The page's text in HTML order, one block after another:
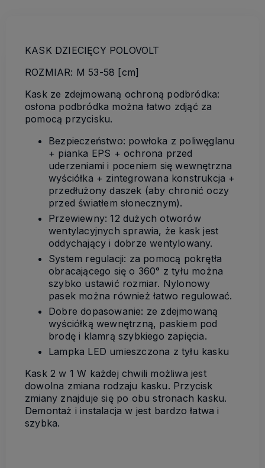
KASK DZIECIĘCY POLOVOLT
ROZMIAR: M 53-58 [cm]
Kask ze zdejmowaną ochroną podbródka:
osłona podbródka można łatwo zdjąć za
pomocą przycisku.
Bezpieczeństwo: powłoka z poliwęglanu
+ pianka EPS + ochrona przed
uderzeniami i poceniem się wewnętrzna
wyściółka + zintegrowana konstrukcja +
przedłużony daszek (aby chronić oczy
przed światłem słonecznym).
Przewiewny: 12 dużych otworów
wentylacyjnych sprawia, że kask jest
oddychający i dobrze wentylowany.
System regulacji: za pomocą pokrętła
obracającego się o 360° z tyłu można
szybko ustawić rozmiar. Nylonowy
pasek można również łatwo regulować.
Dobre dopasowanie: ze zdejmowaną
wyściółką wewnętrzną, paskiem pod
brodę i klamrą szybkiego zapięcia.
Lampka LED umieszczona z tyłu kasku
Kask 2 w 1 W każdej chwili możliwa jest
dowolna zmiana rodzaju kasku. Przycisk
zmiany znajduje się po obu stronach kasku.
Demontaż i instalacja w jest bardzo łatwa i
szybka.